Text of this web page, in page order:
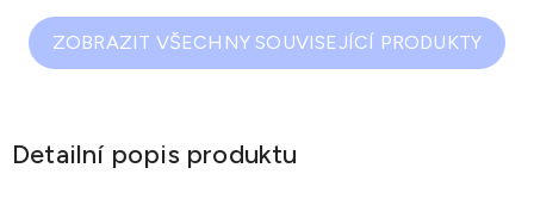
ZOBRAZIT VŠECHNY SOUVISEJÍCÍ PRODUKTY
Detailní popis produktu